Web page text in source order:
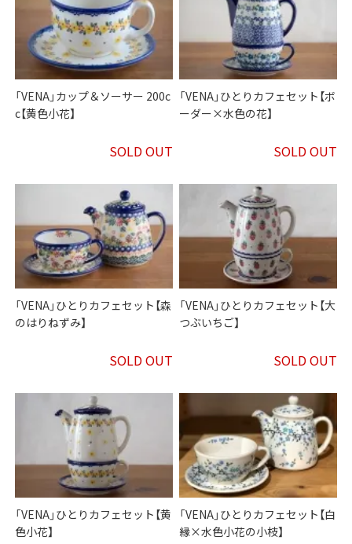
「VENA」カップ＆ソーサー 200c
c【黄色小花】
SOLD OUT
「VENA」ひとりカフェセット【ボ
ーダー×水色の花】
SOLD OUT
「VENA」ひとりカフェセット【森
のはりねずみ】
SOLD OUT
「VENA」ひとりカフェセット【大
つぶいちご】
SOLD OUT
「VENA」ひとりカフェセット【黄
色小花】
「VENA」ひとりカフェセット【白
縁×水色小花の小枝】